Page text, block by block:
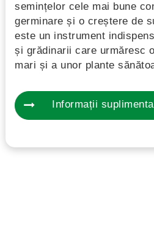
semințelor cele mai bune
germinare și o creștere de
este un instrument
și grădinarii care urmăresc
mari și a unor plante
Informații